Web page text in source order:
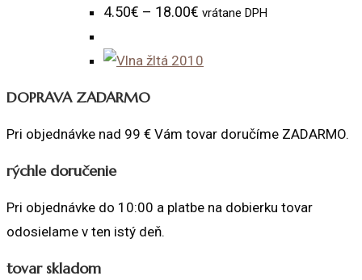
4.50€ – 18.00€ vrátane DPH
DOPRAVA ZADARMO
Pri objednávke nad 99 € Vám tovar doručíme ZADARMO.
rýchle doručenie
Pri objednávke do 10:00 a platbe na dobierku tovar
odosielame v ten istý deň.
tovar skladom